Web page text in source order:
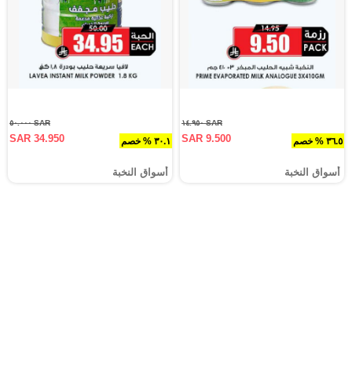
٣٦.٥ % خصم
SAR ١٤.٩٥٠
SAR 9.500
أسواق النخبة
٣٠.١ % خصم
SAR ٥٠.٠٠٠
SAR 34.950
أسواق النخبة